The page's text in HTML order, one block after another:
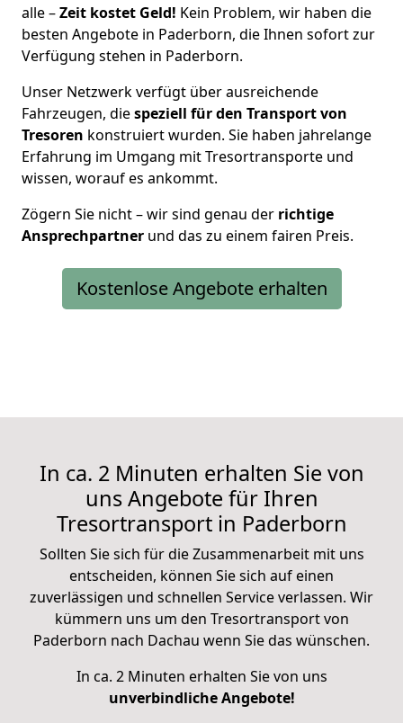
alle –Zeit kostet Geld! Kein Problem, wir haben die
besten Angebote in Paderborn, die Ihnen sofort zur
Verfügung stehen in Paderborn.
Unser Netzwerk verfügt über ausreichende
Fahrzeugen, diespeziell für den Transport von
Tresoren konstruiert wurden. Sie haben jahrelange
Erfahrung im Umgang mit Tresortransporte und
wissen, worauf es ankommt.
Zögern Sie nicht – wir sind genau der richtige
Ansprechpartner und das zu einem fairen Preis.
Kostenlose Angebote erhalten
In ca. 2 Minuten erhalten Sie von
uns Angebote für Ihren
Tresortransport in Paderborn
Sollten Sie sich für die Zusammenarbeit mit uns
entscheiden, können Sie sich auf einen
zuverlässigen und schnellen Service verlassen. Wir
kümmern uns um den Tresortransport von
Paderborn nach Dachau wenn Sie das wünschen.
In ca. 2 Minuten erhalten Sie von uns
unverbindliche Angebote!